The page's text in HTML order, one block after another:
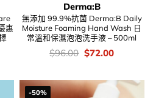
惠
Derma:B
無添加 99.9%抗菌 Derma:B Daily
Moisture Foaming Hand Wash 日
常溫和保濕泡泡洗手液 – 500ml
價
錢：
$96.00 Original
price
$96.00.
$72.00Current
$72.00.
-50%